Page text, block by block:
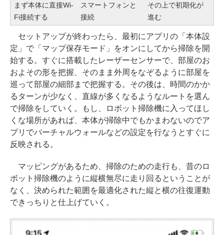
まず本体に直接Wi-
Fi接続する
スマートフォンと
接続
その上で初期化が
進む
セットアップが終わったら、最初にアプリの「本体設
定」で「マップ保存モード」をオンにしてから掃除を開
始する。すぐに搭載したレーザーセンサーで、部屋のお
およその形を把握、そのまま外周をなぞるように部屋を
巡って部屋の細部まで把握する。その後は、時間のかか
るターンが少なく、直線が多くなるようなルートを選ん
で掃除をしていく。もし、ロボット掃除機に入ってほし
くな場所があれば、本体が掃除中でもかまわないのでア
プリでバーチャルウォールなどの設定を行なうとすぐに
反映される。
マッピングがあるため、掃除のための走行も、昔のロ
ボット掃除機のように縦横無尽に走り回るということが
なく、決められた範囲を最適化された縦と横の往復運動
できっちりと仕上げていく。